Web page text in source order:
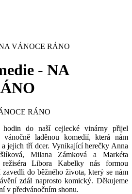
VÁNOCE RÁNO
- NA
RÁNO
do naší cejlecké vinárny přijel
laděnou komedií, která nám
jejich tří dcer. Vynikající herečky Anna
Milana Zámková a Markéta
Libora Kabelky nás formou
do běžného života, který se nám
zdál naprosto komický. Děkujeme
v předvánočním shonu.